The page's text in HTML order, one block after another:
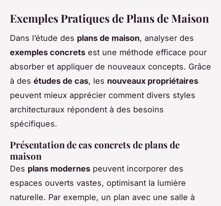
Exemples Pratiques de Plans de Maison
Dans l’étude des plans de maison, analyser des
exemples concrets est une méthode efficace pour
absorber et appliquer de nouveaux concepts. Grâce
à des études de cas, les nouveaux propriétaires
peuvent mieux apprécier comment divers styles
architecturaux répondent à des besoins
spécifiques.
Présentation de cas concrets de plans de
maison
Des plans modernes peuvent incorporer des
espaces ouverts vastes, optimisant la lumière
naturelle. Par exemple, un plan avec une salle à